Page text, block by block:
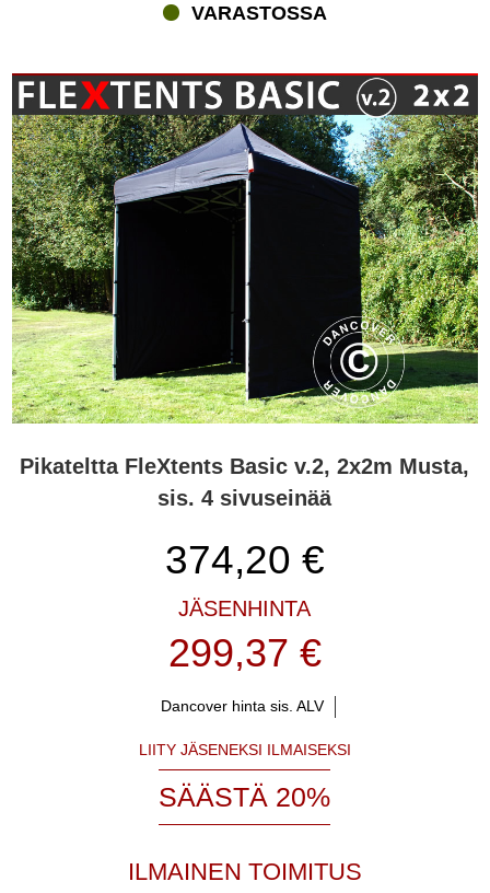
VARASTOSSA
Pikateltta FleXtents Basic v.2, 2x2m Musta,
sis. 4 sivuseinää
374,20 €
JÄSENHINTA
299,37 €
Dancover hinta sis. ALV
LIITY JÄSENEKSI ILMAISEKSI
SÄÄSTÄ 20%
ILMAINEN TOIMITUS